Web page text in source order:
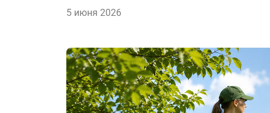
5 июня 2026